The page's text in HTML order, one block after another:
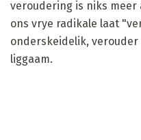
veroudering is niks meer
ons vrye radikale laat
onderskeidelik,
liggaam.